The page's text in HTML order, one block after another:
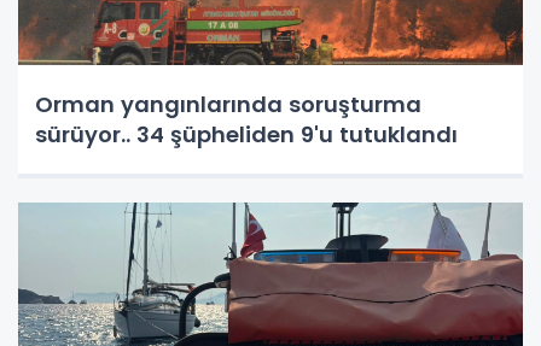
Orman yangınlarında soruşturma
sürüyor.. 34 şüpheliden 9'u tutuklandı